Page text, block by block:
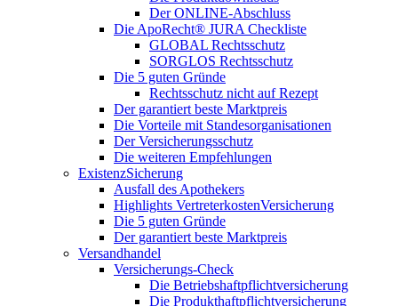
Der ONLINE-Abschluss
Die ApoRecht® JURA Checkliste
GLOBAL Rechtsschutz
SORGLOS Rechtsschutz
Die 5 guten Gründe
Rechtsschutz nicht auf Rezept
Der garantiert beste Marktpreis
Die Vorteile mit Standesorganisationen
Der Versicherungsschutz
Die weiteren Empfehlungen
ExistenzSicherung
Ausfall des Apothekers
Highlights VertreterkostenVersicherung
Die 5 guten Gründe
Der garantiert beste Marktpreis
Versandhandel
Versicherungs-Check
Die Betriebshaftpflichtversicherung
Die Produkthaftpflichtversicherung